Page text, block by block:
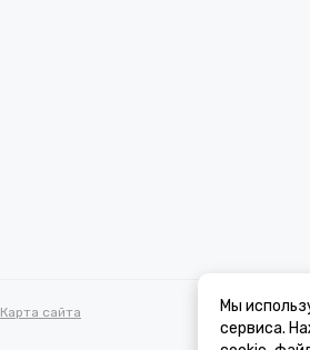
Карта сайта
Мы
сервиса.